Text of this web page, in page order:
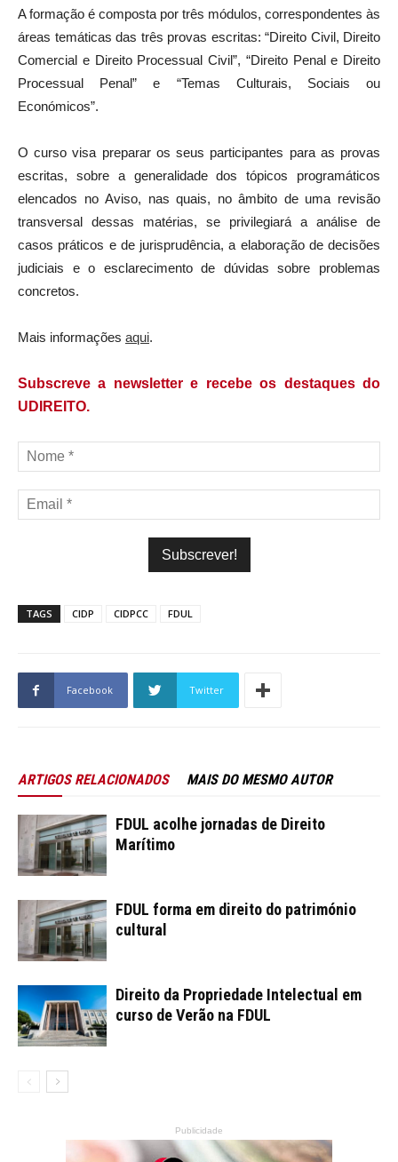
A formação é composta por três módulos, correspondentes às
áreas temáticas das três provas escritas: “Direito Civil, Direito
Comercial e Direito Processual Civil”, “Direito Penal e Direito
Processual Penal” e “Temas Culturais, Sociais ou
Económicos”.
O curso visa preparar os seus participantes para as provas
escritas, sobre a generalidade dos tópicos programáticos
elencados no Aviso, nas quais, no âmbito de uma revisão
transversal dessas matérias, se privilegiará a análise de
casos práticos e de jurisprudência, a elaboração de decisões
judiciais e o esclarecimento de dúvidas sobre problemas
concretos.
Mais informações aqui.
Subscreve a newsletter e recebe os destaques do
UDIREITO.
TAGS CIDP CIDPCC FDUL
Facebook Twitter
ARTIGOS RELACIONADOS MAIS DO MESMO AUTOR
FDUL acolhe jornadas de Direito
Marítimo
FDUL forma em direito do património
cultural
Direito da Propriedade Intelectual em
curso de Verão na FDUL
Publicidade